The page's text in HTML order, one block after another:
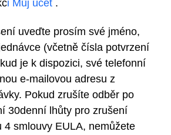
i Můj účet .
uveďte prosím své jméno,
(včetně čísla potvrzení
je k dispozici, své telefonní
e-mailovou adresu z
Pokud zrušíte odběr po
30denní lhůty pro zrušení
4 smlouvy EULA, nemůžete